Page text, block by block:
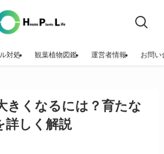
対処 観葉植物図鑑 運営者情報 お問い
きくなるには？育たな
詳しく解説